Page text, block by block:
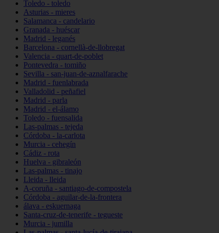
Toledo - toledo
Asturias - mieres
Salamanca - candelario
Granada - huéscar
Madrid - leganés
Barcelona - cornellà-de-llobregat
Valencia - quart-de-poblet
Pontevedra - tomiño
Sevilla - san-juan-de-aznalfarache
Madrid - fuenlabrada
Valladolid - peñafiel
Madrid - parla
Madrid - el-álamo
Toledo - fuensalida
Las-palmas - tejeda
Córdoba - la-carlota
Murcia - cehegín
Cádiz - rota
Huelva - gibraleón
Las-palmas - tinajo
Lleida - lleida
A-coruña - santiago-de-compostela
Córdoba - aguilar-de-la-frontera
álava - eskuernaga
Santa-cruz-de-tenerife - tegueste
Murcia - jumilla